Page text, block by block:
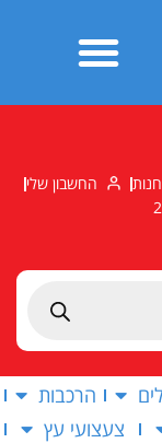
החשבון שלי
הרכבות
צעצועי עץ